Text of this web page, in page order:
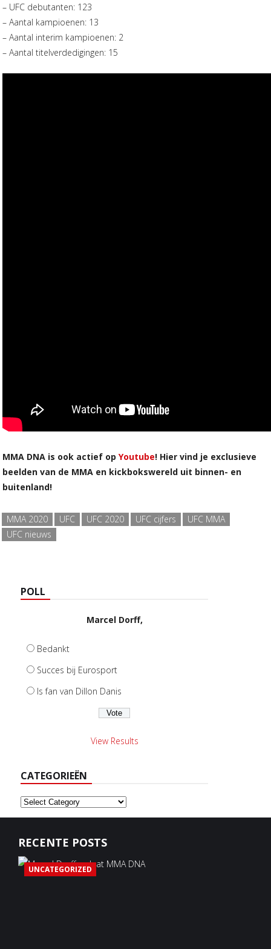
– UFC debutanten: 123
– Aantal kampioenen: 13
– Aantal interim kampioenen: 2
– Aantal titelverdedigingen: 15
MMA DNA is ook actief opYoutube! Hier vind je exclusieve
beelden van de MMA en kickbokswereld uit binnen- en
buitenland!
MMA 2020 UFC UFC 2020 UFC cijfers
UFC MMA
UFC nieuws
POLL
Marcel Dorff,
Bedankt
Succes bij Eurosport
Is fan van Dillon Danis
View Results
CATEGORIEËN
Categorieën
RECENTE POSTS
UNCATEGORIZED